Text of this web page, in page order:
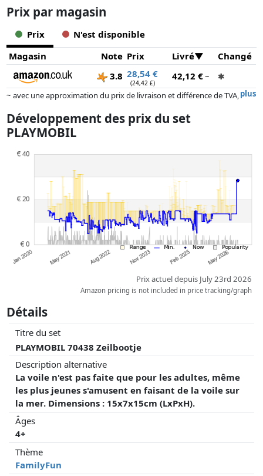
Prix ​​par magasin
Prix
N'est disponible
Magasin
Note Prix Livré
Changé
3.8 28,54 €
(24,42 £)
42,12 €~
✱
plus
~ avec une approximation du prix de livraison et différence de TVA,
Les prix et la disponibilité peuvent avoir changé depuis la dernière mise
à jour. L'ordre est purement basé sur le prix, la rémunération des
que les réalisations historiques peuvent influencer l'ordre.
Développement des prix du set
PLAYMOBIL
Prix actuel depuis July 23rd 2026
Amazon pricing is not included in price tracking/graph
Détails
Titre du set
PLAYMOBIL 70438 Zeilbootje
Description alternative
La voile n'est pas faite que pour les adultes, même
les plus jeunes s'amusent en faisant de la voile sur
la mer. Dimensions : 15x7x15cm (LxPxH).
Âges
4+
Thème
FamilyFun